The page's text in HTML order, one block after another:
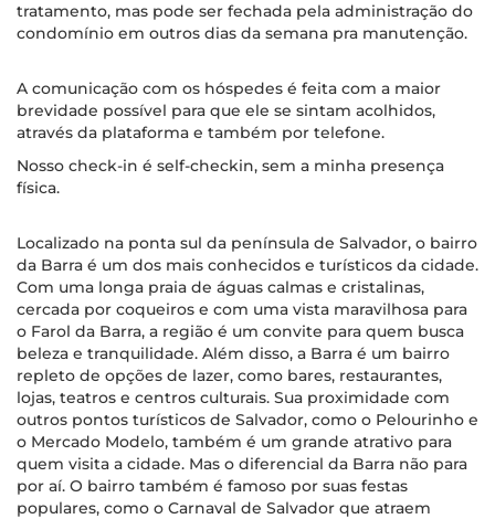
tratamento, mas pode ser fechada pela administração do
condomínio em outros dias da semana pra manutenção.
A comunicação com os hóspedes é feita com a maior
brevidade possível para que ele se sintam acolhidos,
através da plataforma e também por telefone.
Nosso check-in é self-checkin, sem a minha presença
física.
Localizado na ponta sul da península de Salvador, o bairro
da Barra é um dos mais conhecidos e turísticos da cidade.
Com uma longa praia de águas calmas e cristalinas,
cercada por coqueiros e com uma vista maravilhosa para
o Farol da Barra, a região é um convite para quem busca
beleza e tranquilidade. Além disso, a Barra é um bairro
repleto de opções de lazer, como bares, restaurantes,
lojas, teatros e centros culturais. Sua proximidade com
outros pontos turísticos de Salvador, como o Pelourinho e
o Mercado Modelo, também é um grande atrativo para
quem visita a cidade. Mas o diferencial da Barra não para
por aí. O bairro também é famoso por suas festas
populares, como o Carnaval de Salvador que atraem